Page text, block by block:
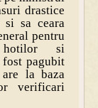
drastice
si sa ceara
pentru
hotilor si
fost pagubit
la baza
verificari